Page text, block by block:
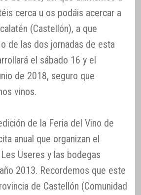
cerca u os podáis acercar a
(Castellón), a que
de las dos jornadas de esta
el sábado 16 y el
de 2018, seguro que
vinos.
de la Feria del Vino de
anual que organizan el
Useres y las bodegas
2013. Recordemos que este
de Castellón (Comunidad